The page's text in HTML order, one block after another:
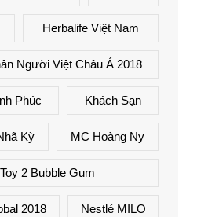
Herbalife Việt Nam
Người Việt Châu Á 2018
Phúc Khách Sạn
Kỳ MC Hoàng Ny
2 Bubble Gum
2018 Nestlé MILO